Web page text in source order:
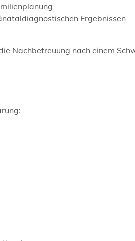
Ergebnissen
Nachbetreuung nach einem